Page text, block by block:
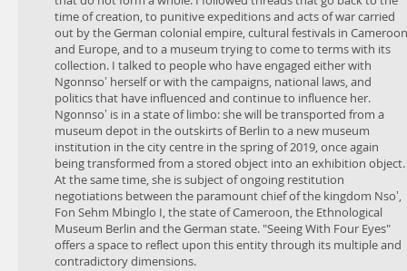
eine neue Museumseinrichtung im Stadtzentrum transportiert
und damit erneut von einem gelagerten Objekt in ein
Ausstellungsobjekt verwandelt. Zugleich ist sie Gegenstand
laufender Restitutionsverhandlungen zwischen dem
Oberhäuptling des Königreichs Nso', Fon Sehm Mbinglo I, dem
Staat Kamerun, dem Ethnologischen Museum Berlin und dem
deutschen Staat. "Seeing With Four Eyes" bietet einen Raum, um
über diese Einheit in ihren vielfältigen und widersprüchlichen
Dimensionen zu reflektieren.
time of creation, to punitive expeditions and acts of war carried
out by the German colonial empire, cultural festivals in Cameroon
and Europe, and to a museum trying to come to terms with its
collection. I talked to people who have engaged either with
Ngonnso’ herself or with the campaigns, national laws, and
politics that have influenced and continue to influence her.
Ngonnso’ is in a state of limbo: she will be transported from a
museum depot in the outskirts of Berlin to a new museum
institution in the city centre in the spring of 2019, once again
being transformed from a stored object into an exhibition object.
At the same time, she is subject of ongoing restitution
negotiations between the paramount chief of the kingdom Nso’,
Fon Sehm Mbinglo I, the state of Cameroon, the Ethnological
Museum Berlin and the German state. "Seeing With Four Eyes"
offers a space to reflect upon this entity through its multiple and
contradictory dimensions.